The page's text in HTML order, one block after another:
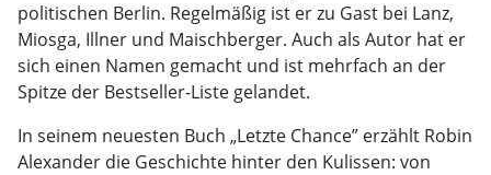
politischen Berlin. Regelmäßig ist er zu Gast bei Lanz,
Miosga, Illner und Maischberger. Auch als Autor hat er
sich einen Namen gemacht und ist mehrfach an der
Spitze der Bestseller-Liste gelandet.
In seinem neuesten Buch „Letzte Chance” erzählt Robin
Alexander die Geschichte hinter den Kulissen: von